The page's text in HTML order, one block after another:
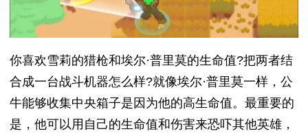
你喜欢雪莉的猎枪和埃尔·普里莫的生命值?把两者结
合成一台战斗机器怎么样?就像埃尔·普里莫一样，公
牛能够收集中央箱子是因为他的高生命值。最重要的
是，他可以用自己的生命值和伤害来恐吓其他英雄，